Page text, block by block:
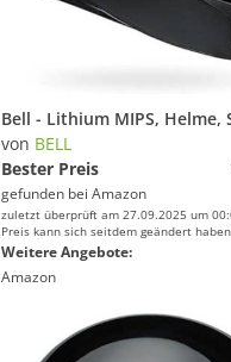
von BELL
Bester Preis
gefunden bei Amazon
zuletzt überprüft am 27.09.2025 um
Preis kann sich seitdem geändert
Weitere Angebote:
Amazon